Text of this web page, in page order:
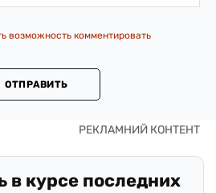
возможность комментировать
ОТПРАВИТЬ
в курсе последних